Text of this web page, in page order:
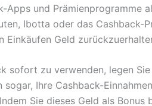
Apps und Prämienprogramme
Ibotta oder das Cashback-
Einkäufen Geld
sofort zu verwenden, legen
sogar, Ihre Cashback-
Sie dieses Geld als